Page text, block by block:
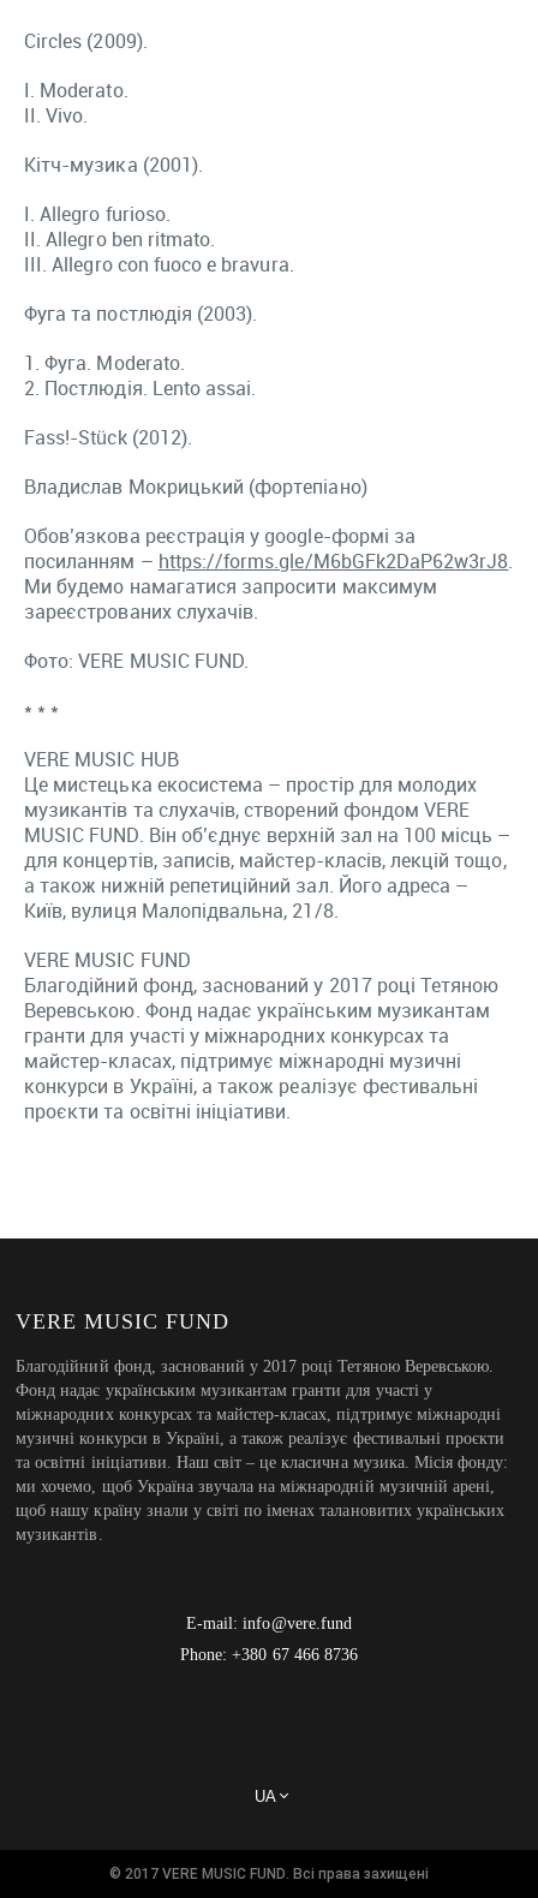
Circles (2009).
I. Moderato.
II. Vivo.
Кітч-музика (2001).
I. Allegro furioso.
II. Allegro ben ritmato.
III. Allegro con fuoco e bravura.
Фуга та постлюдія (2003).
1. Фуга. Moderato.
2. Постлюдія. Lento assai.
Fass!-Stück (2012).
Владислав Мокрицький (фортепіано)
Обов’язкова реєстрація у google-формі за
посиланням – https://forms.gle/M6bGFk2DaP62w3rJ8.
Ми будемо намагатися запросити максимум
зареєстрованих слухачів.
Фото: VERE MUSIC FUND.
* * *
VERE MUSIC HUB
Це мистецька екосистема – простір для молодих
музикантів та слухачів, створений фондом VERE
MUSIC FUND. Він об’єднує верхній зал на 100 місць –
для концертів, записів, майстер-класів, лекцій тощо,
а також нижній репетиційний зал. Його адреса –
Київ, вулиця Малопідвальна, 21/8.
VERE MUSIC FUND
Благодійний фонд, заснований у 2017 році Тетяною
Веревською. Фонд надає українським музикантам
гранти для участі у міжнародних конкурсах та
майстер-класах, підтримує міжнародні музичні
конкурси в Україні, а також реалізує фестивальні
проєкти та освітні ініціативи.
VERE MUSIC FUND
Благодійний фонд, заснований у 2017 році Тетяною Веревською.
Фонд надає українським музикантам гранти для участі у
міжнародних конкурсах та майстер-класах, підтримує міжнародні
музичні конкурси в Україні, а також реалізує фестивальні проєкти
та освітні ініціативи. Наш світ – це класична музика. Місія фонду:
ми хочемо, щоб Україна звучала на міжнародній музичній арені,
щоб нашу країну знали у світі по іменах талановитих українських
музикантів.
E-mail:info@vere.fund
Phone: +380 67 466 8736
© 2017 VERE MUSIC FUND. Всі права захищені